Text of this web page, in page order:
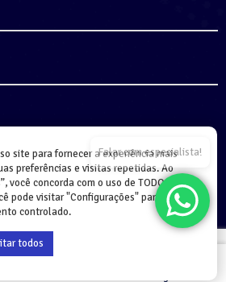
site para fornecer a experiência mais
preferências e visitas repetidas. Ao
você concorda com o uso de TODOS os
pode visitar "Configurações" para
controlado.
todos
Falar com especialista!